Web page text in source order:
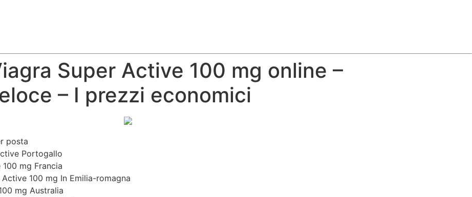
Super Active 100 mg online –
– I prezzi economici
posta
Portogallo
mg Francia
100 mg In Emilia-romagna
mg Australia